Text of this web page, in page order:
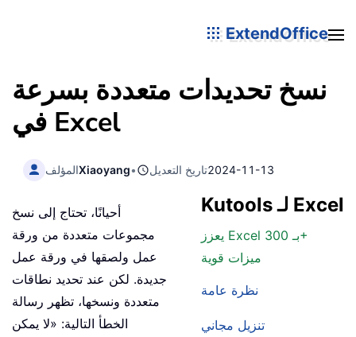
ExtendOffice
نسخ تحديدات متعددة بسرعة
في Excel
المؤلفXiaoyang• تاريخ التعديل2024-11-13
Kutools لـ Excel
يعزز Excel بـ 300+
ميزات قوية
نظرة عامة
تنزيل مجاني
أحيانًا، تحتاج إلى نسخ
مجموعات متعددة من ورقة
عمل ولصقها في ورقة عمل
جديدة. لكن عند تحديد نطاقات
متعددة ونسخها، تظهر رسالة
الخطأ التالية: «لا يمكن